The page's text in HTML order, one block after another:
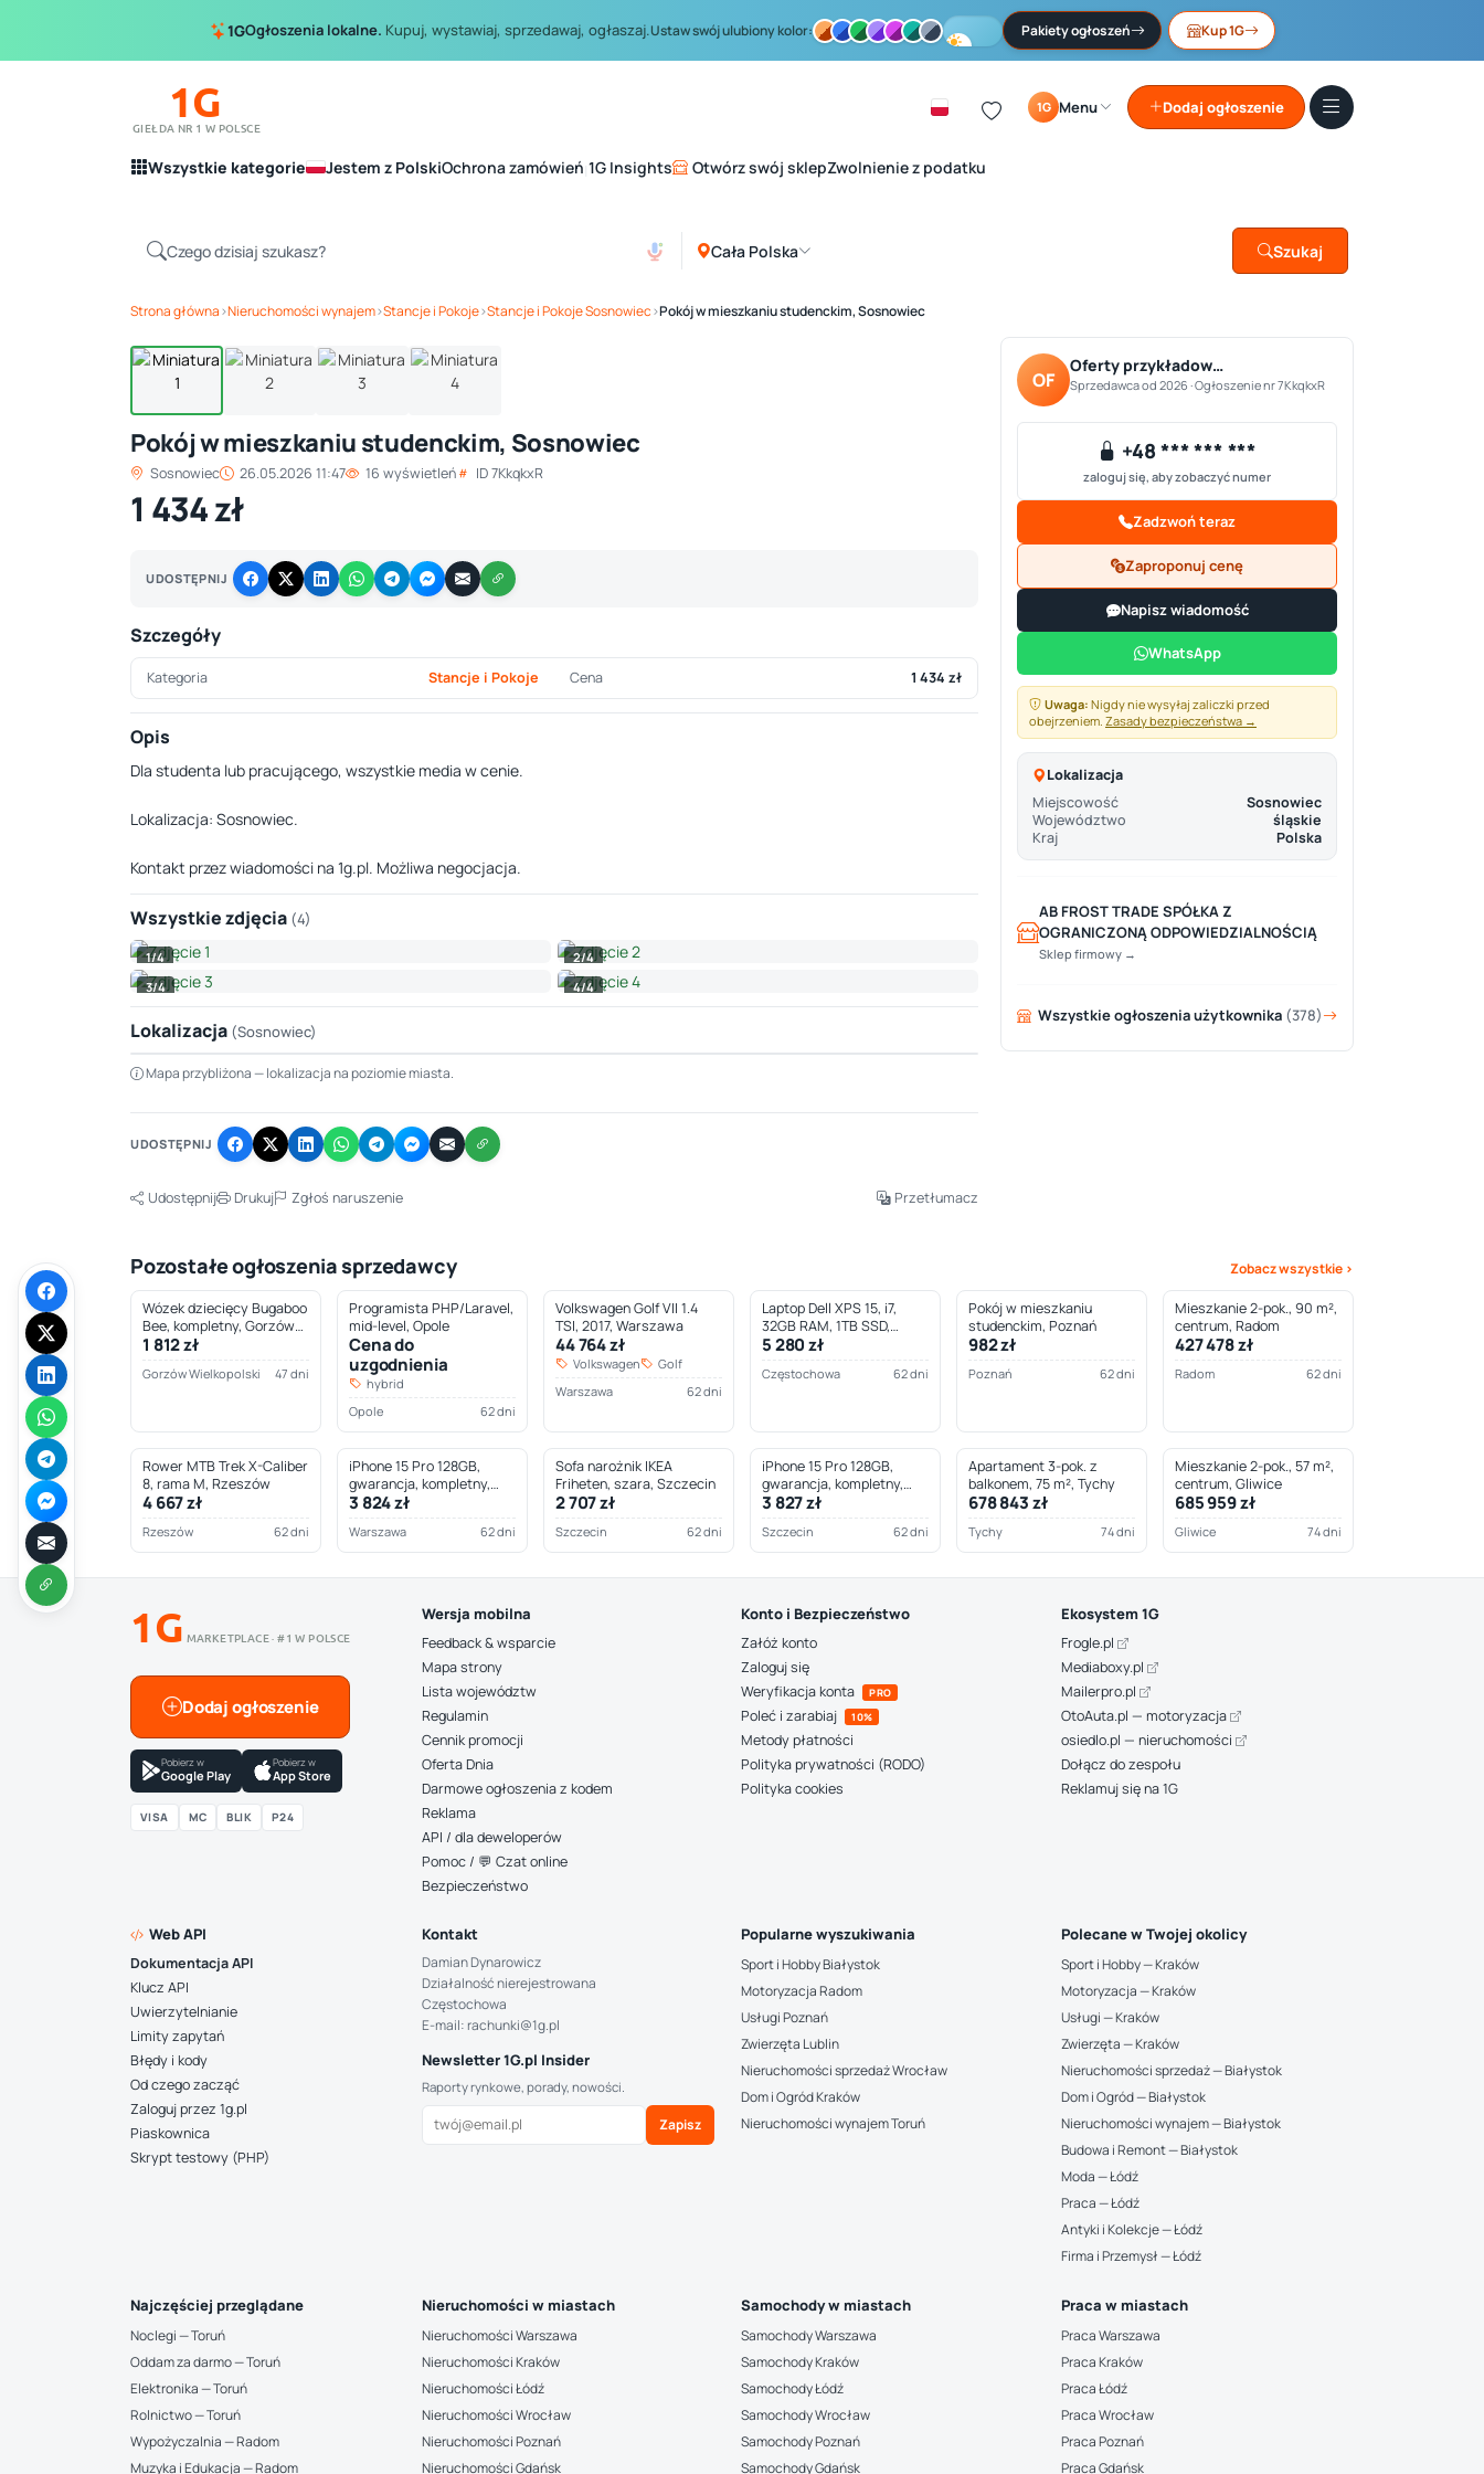
1GOgłoszenia lokalne. Kupuj, wystawiaj, sprzedawaj, ogłaszaj.Ustaw swój ulubiony kolor: Pakiety ogłoszeń Kup 1G
1G
GIEŁDA NR 1 W POLSCE
1G Menu Dodaj ogłoszenie
Wszystkie kategorie Jestem z PolskiOchrona zamówień 1G Insights Otwórz swój sklepZwolnienie z podatku
Cała Polska Szukaj
Strona główna›Nieruchomości wynajem›Stancje i Pokoje›Stancje i Pokoje Sosnowiec›Pokój w mieszkaniu studenckim, Sosnowiec
1/ 4
Pokój w mieszkaniu studenckim, Sosnowiec
Sosnowiec 26.05.2026 11:47 16 wyświetleń ID 7KkqkxR
1 434 zł
UDOSTĘPNIJ
Szczegóły
Kategoria Stancje i Pokoje Cena 1 434 zł
Opis
Dla studenta lub pracującego, wszystkie media w cenie.
Lokalizacja: Sosnowiec.
Kontakt przez wiadomości na 1g.pl. Możliwa negocjacja.
Wszystkie zdjęcia (4)
1/4
2/4
3/4
4/4
Lokalizacja (Sosnowiec)
+
−
Mapa przybliżona — lokalizacja na poziomie miasta.
UDOSTĘPNIJ
Udostępnij Drukuj Zgłoś naruszenie Przetłumacz
OF
Oferty przykładow…
Sprzedawca od 2026 · Ogłoszenie nr 7KkqkxR
+48 *** *** ***
zaloguj się, aby zobaczyć numer
Zadzwoń teraz
Zaproponuj cenę
Napisz wiadomość
WhatsApp
Uwaga: Nigdy nie wysyłaj zaliczki przed
obejrzeniem. Zasady bezpieczeństwa →
Lokalizacja
Miejscowość
Sosnowiec
Województwo
śląskie
Kraj
Polska
AB FROST TRADE SPÓŁKA Z
OGRANICZONĄ ODPOWIEDZIALNOŚCIĄ
Sklep firmowy →
Wszystkie ogłoszenia użytkownika (378)
Pozostałe ogłoszenia sprzedawcy Zobacz wszystkie ›
Wózek dziecięcy Bugaboo
Bee, kompletny, Gorzów
Wielkopolski
1 812 zł
Gorzów Wielkopolski 47 dni
Programista PHP/Laravel,
mid-level, Opole
Cena do
uzgodnienia
hybrid
Opole
62 dni
Volkswagen Golf VII 1.4
TSI, 2017, Warszawa
44 764 zł
Volkswagen
Golf
Warszawa
62 dni
Laptop Dell XPS 15, i7,
32GB RAM, 1TB SSD,
Częstochowa
5 280 zł
Częstochowa 62 dni
Pokój w mieszkaniu
studenckim, Poznań
982 zł
Poznań 62 dni
Mieszkanie 2-pok., 90 m²,
centrum, Radom
427 478 zł
Radom 62 dni
Rower MTB Trek X-Caliber
8, rama M, Rzeszów
4 667 zł
Rzeszów 62 dni
iPhone 15 Pro 128GB,
gwarancja, kompletny,
Warszawa
3 824 zł
Warszawa 62 dni
Sofa narożnik IKEA
Friheten, szara, Szczecin
2 707 zł
Szczecin 62 dni
iPhone 15 Pro 128GB,
gwarancja, kompletny,
Szczecin
3 827 zł
Szczecin 62 dni
Apartament 3-pok. z
balkonem, 75 m², Tychy
678 843 zł
Tychy 74 dni
Mieszkanie 2-pok., 57 m²,
centrum, Gliwice
685 959 zł
Gliwice 74 dni
1G MARKETPLACE · #1 W POLSCE
Dodaj ogłoszenie
Pobierz w
Google Play
Pobierz w
App Store
VISA MC BLIK P24
Wersja mobilna
Feedback & wsparcie
Mapa strony
Lista województw
Regulamin
Cennik promocji
Oferta Dnia
Darmowe ogłoszenia z kodem
Reklama
API / dla deweloperów
Pomoc / 💬 Czat online
Bezpieczeństwo
Konto i Bezpieczeństwo
Załóż konto
Zaloguj się
Weryfikacja konta
PRO
Poleć i zarabiaj 10%
Metody płatności
Polityka prywatności (RODO)
Polityka cookies
Ekosystem 1G
Frogle.pl
Mediaboxy.pl
Mailerpro.pl
OtoAuta.pl — motoryzacja
osiedlo.pl — nieruchomości
Dołącz do zespołu
Reklamuj się na 1G
Web API
Dokumentacja API
Klucz API
Uwierzytelnianie
Limity zapytań
Błędy i kody
Od czego zacząć
Zaloguj przez 1g.pl
Piaskownica
Skrypt testowy (PHP)
Kontakt
Damian Dynarowicz
Działalność nierejestrowana
Częstochowa
E-mail: rachunki@1g.pl
Newsletter 1G.pl Insider
Raporty rynkowe, porady, nowości.
Zapisz
Popularne wyszukiwania
Sport i Hobby Białystok
Motoryzacja Radom
Usługi Poznań
Zwierzęta Lublin
Nieruchomości sprzedaż Wrocław
Dom i Ogród Kraków
Nieruchomości wynajem Toruń
Polecane w Twojej okolicy
Sport i Hobby — Kraków
Motoryzacja — Kraków
Usługi — Kraków
Zwierzęta — Kraków
Nieruchomości sprzedaż — Białystok
Dom i Ogród — Białystok
Nieruchomości wynajem — Białystok
Budowa i Remont — Białystok
Moda — Łódź
Praca — Łódź
Antyki i Kolekcje — Łódź
Firma i Przemysł — Łódź
Najczęściej przeglądane
Noclegi — Toruń
Oddam za darmo — Toruń
Elektronika — Toruń
Rolnictwo — Toruń
Wypożyczalnia — Radom
Muzyka i Edukacja — Radom
Nieruchomości w miastach
Nieruchomości Warszawa
Nieruchomości Kraków
Nieruchomości Łódź
Nieruchomości Wrocław
Nieruchomości Poznań
Nieruchomości Gdańsk
Samochody w miastach
Samochody Warszawa
Samochody Kraków
Samochody Łódź
Samochody Wrocław
Samochody Poznań
Samochody Gdańsk
Praca w miastach
Praca Warszawa
Praca Kraków
Praca Łódź
Praca Wrocław
Praca Poznań
Praca Gdańsk